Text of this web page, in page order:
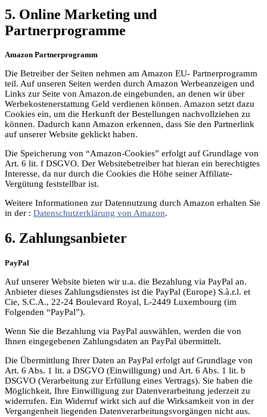
5. Online Marketing und
Partnerprogramme
Amazon Partnerprogramm
Die Betreiber der Seiten nehmen am Amazon EU- Partnerprogramm
teil. Auf unseren Seiten werden durch Amazon Werbeanzeigen und
Links zur Seite von Amazon.de eingebunden, an denen wir über
Werbekostenerstattung Geld verdienen können. Amazon setzt dazu
Cookies ein, um die Herkunft der Bestellungen nachvollziehen zu
können. Dadurch kann Amazon erkennen, dass Sie den Partnerlink
auf unserer Website geklickt haben.
Die Speicherung von “Amazon-Cookies” erfolgt auf Grundlage von
Art. 6 lit. f DSGVO. Der Websitebetreiber hat hieran ein berechtigtes
Interesse, da nur durch die Cookies die Höhe seiner Affiliate-
Vergütung feststellbar ist.
Weitere Informationen zur Datennutzung durch Amazon erhalten Sie
in der : Datenschutzerklärung von Amazon.
6. Zahlungsanbieter
PayPal
Auf unserer Website bieten wir u.a. die Bezahlung via PayPal an.
Anbieter dieses Zahlungsdienstes ist die PayPal (Europe) S.à.r.l. et
Cie, S.C.A., 22-24 Boulevard Royal, L-2449 Luxembourg (im
Folgenden “PayPal”).
Wenn Sie die Bezahlung via PayPal auswählen, werden die von
Ihnen eingegebenen Zahlungsdaten an PayPal übermittelt.
Die Übermittlung Ihrer Daten an PayPal erfolgt auf Grundlage von
Art. 6 Abs. 1 lit. a DSGVO (Einwilligung) und Art. 6 Abs. 1 lit. b
DSGVO (Verarbeitung zur Erfüllung eines Vertrags). Sie haben die
Möglichkeit, Ihre Einwilligung zur Datenverarbeitung jederzeit zu
widerrufen. Ein Widerruf wirkt sich auf die Wirksamkeit von in der
Vergangenheit liegenden Datenverarbeitungsvorgängen nicht aus.